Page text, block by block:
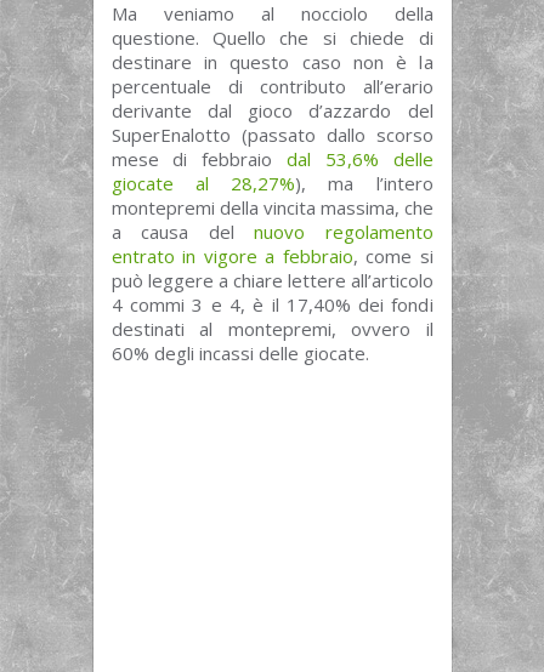
Ma veniamo al nocciolo della
questione. Quello che si chiede di
destinare in questo caso non è la
percentuale di contributo all’erario
derivante dal gioco d’azzardo del
SuperEnalotto (passato dallo scorso
mese di febbraio dal 53,6% delle
giocate al 28,27%), ma l’intero
montepremi della vincita massima, che
a causa del nuovo regolamento
entrato in vigore a febbraio, come si
può leggere a chiare lettere all’articolo
4 commi 3 e 4, è il 17,40% dei fondi
destinati al montepremi, ovvero il
60% degli incassi delle giocate.